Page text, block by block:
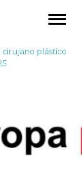
cirujano plástico